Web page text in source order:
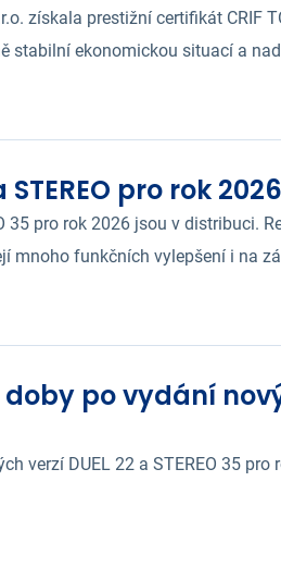
získala prestižní certifikát CRIF
stabilní ekonomickou situací a
STEREO pro rok
35 pro rok 2026 jsou v distribuci.
mnoho funkčních vylepšení i na
po vydání
verzí DUEL 22 a STEREO 35